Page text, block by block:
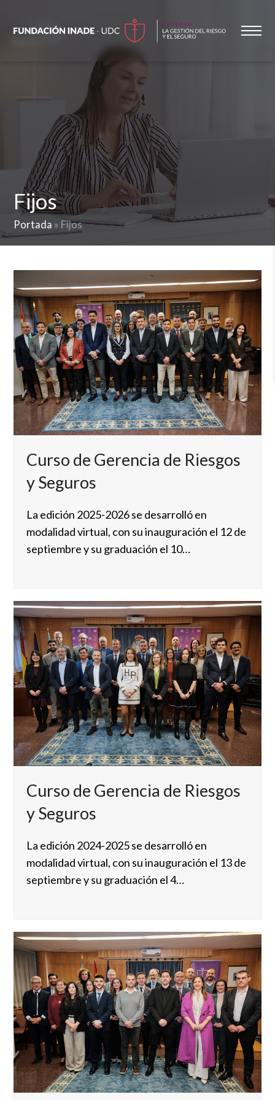
Fijos
Portada » Fijos
Curso de Gerencia de Riesgos
y Seguros
La edición 2025-2026 se desarrolló en
modalidad virtual, con su inauguración el 12 de
septiembre y su graduación el 10…
Curso de Gerencia de Riesgos
y Seguros
La edición 2024-2025 se desarrolló en
modalidad virtual, con su inauguración el 13 de
septiembre y su graduación el 4…